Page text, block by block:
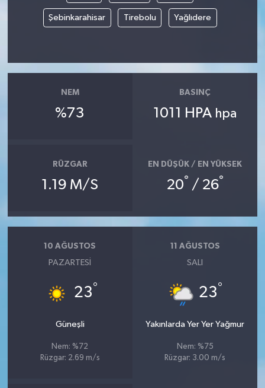
Şebinkarahisar Tirebolu Yağlıdere
NEM
%73
BASINÇ
1011 HPA hpa
RÜZGAR
1.19 M/S
EN DÜŞÜK / EN YÜKSEK
20° / 26°
10 AĞUSTOS
PAZARTESI
23°
Güneşli
Nem: %72
Rüzgar: 2.69 m/s
11 AĞUSTOS
SALI
23°
Yakınlarda Yer Yer Yağmur
Nem: %75
Rüzgar: 3.00 m/s